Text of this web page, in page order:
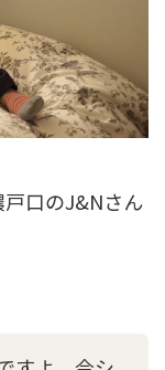
戸口のJ&Nさん